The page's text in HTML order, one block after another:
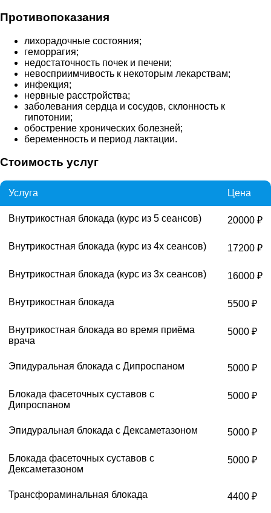
Противопоказания
лихорадочные состояния;
геморрагия;
недостаточность почек и печени;
невосприимчивость к некоторым лекарствам;
инфекция;
нервные расстройства;
заболевания сердца и сосудов, склонность к
гипотонии;
обострение хронических болезней;
беременность и период лактации.
Стоимость услуг
Услуга Цена
Внутрикостная блокада (курс из 5 сеансов) 20000 ₽
Внутрикостная блокада (курс из 4х сеансов) 17200 ₽
Внутрикостная блокада (курс из 3х сеансов) 16000 ₽
Внутрикостная блокада 5500 ₽
Внутрикостная блокада во время приёма
врача
5000 ₽
Эпидуральная блокада с Дипроспаном 5000 ₽
Блокада фасеточных суставов с
Дипроспаном
5000 ₽
Эпидуральная блокада с Дексаметазоном 5000 ₽
Блокада фасеточных суставов с
Дексаметазоном
5000 ₽
Трансфораминальная блокада 4400 ₽